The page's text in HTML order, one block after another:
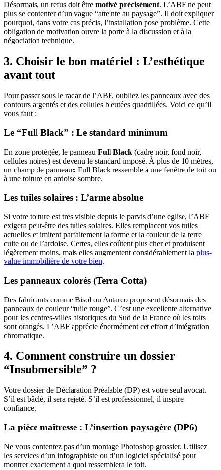
Désormais, un refus doit être motivé précisément. L’ABF ne peut
plus se contenter d’un vague “atteinte au paysage”. Il doit expliquer
pourquoi, dans votre cas précis, l’installation pose problème. Cette
obligation de motivation ouvre la porte à la discussion et à la
négociation technique.
3. Choisir le bon matériel : L’esthétique
avant tout
Pour passer sous le radar de l’ABF, oubliez les panneaux avec des
contours argentés et des cellules bleutées quadrillées. Voici ce qu’il
vous faut :
Le “Full Black” : Le standard minimum
En zone protégée, le panneau Full Black (cadre noir, fond noir,
cellules noires) est devenu le standard imposé. À plus de 10 mètres,
un champ de panneaux Full Black ressemble à une fenêtre de toit ou
à une toiture en ardoise sombre.
Les tuiles solaires : L’arme absolue
Si votre toiture est très visible depuis le parvis d’une église, l’ABF
exigera peut-être des tuiles solaires. Elles remplacent vos tuiles
actuelles et imitent parfaitement la forme et la couleur de la terre
cuite ou de l’ardoise. Certes, elles coûtent plus cher et produisent
légèrement moins, mais elles augmentent considérablement la plus-
value immobilière de votre bien.
Les panneaux colorés (Terra Cotta)
Des fabricants comme Bisol ou Autarco proposent désormais des
panneaux de couleur “tuile rouge”. C’est une excellente alternative
pour les centres-villes historiques du Sud de la France où les toits
sont orangés. L’ABF apprécie énormément cet effort d’intégration
chromatique.
4. Comment construire un dossier
“Insubmersible” ?
Votre dossier de Déclaration Préalable (DP) est votre seul avocat.
S’il est bâclé, il sera rejeté. S’il est professionnel, il inspire
confiance.
La pièce maîtresse : L’insertion paysagère (DP6)
Ne vous contentez pas d’un montage Photoshop grossier. Utilisez
les services d’un infographiste ou d’un logiciel spécialisé pour
montrer exactement a quoi ressemblera le toit.